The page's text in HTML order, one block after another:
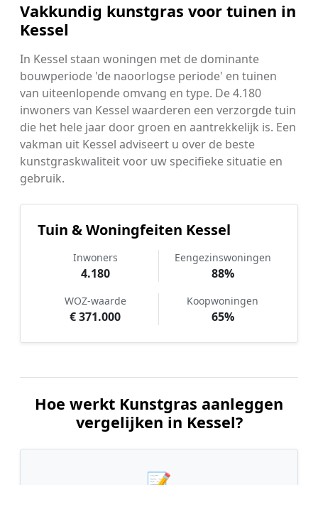
Vakkundig kunstgras voor tuinen in
Kessel
In Kessel staan woningen met de dominante
bouwperiode 'de naoorlogse periode' en tuinen
van uiteenlopende omvang en type. De 4.180
inwoners van Kessel waarderen een verzorgde tuin
die het hele jaar door groen en aantrekkelijk is. Een
vakman uit Kessel adviseert u over de beste
kunstgraskwaliteit voor uw specifieke situatie en
gebruik.
Tuin & Woningfeiten Kessel
Inwoners
4.180
Eengezinswoningen
88%
WOZ-waarde
€ 371.000
Koopwoningen
65%
Hoe werkt Kunstgras aanleggen
vergelijken in Kessel?
📝